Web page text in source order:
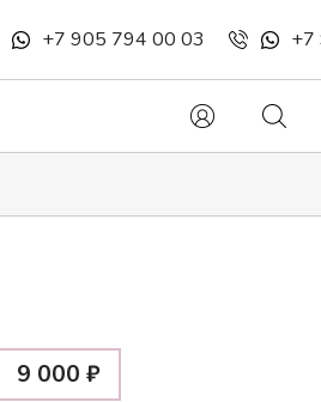
+7 905 794 00 03 +7
Шляпные
9 000 ₽